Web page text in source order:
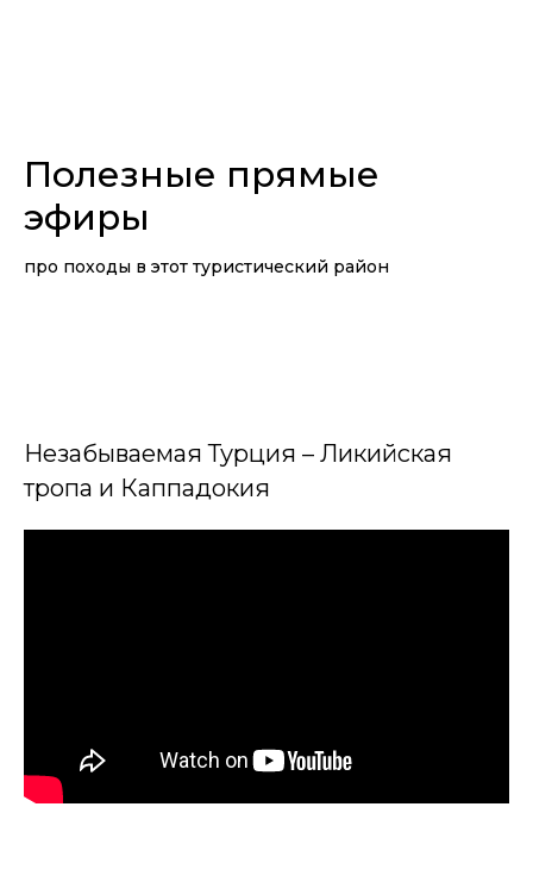
Полезные прямые
эфиры
про походы в этот туристический район
Незабываемая Турция – Ликийская
тропа и Каппадокия